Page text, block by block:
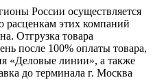
России осуществляется
этих компаний
Отгрузка товара
после 100% оплаты товара,
«Деловые линии», а также
до терминала г. Москва